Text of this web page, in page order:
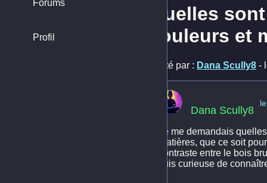
Forums
Profil
Quelles
couleurs et
Posté par : Dana Scully8 -
Dana Scully8
Je me demandais
matières, que ce soit
contraste entre le bois
suis curieuse de